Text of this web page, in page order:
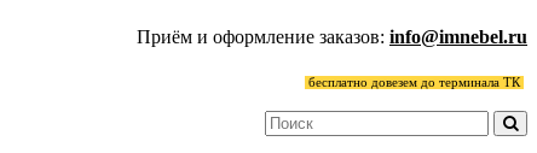
Приём и оформление заказов: info@imnebel.ru
бесплатно довезем до терминала ТК